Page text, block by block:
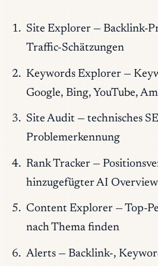
Site Explorer — Backlink-
Traffic-Schätzungen
Keywords Explorer —
Google, Bing, YouTube,
Site Audit — technisches
Problemerkennung
Rank Tracker —
hinzugefügter AI
Content Explorer — Top-
nach Thema finden
Alerts — Backlink-,